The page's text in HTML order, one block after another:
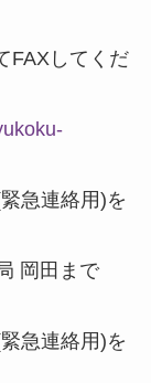
FAXしてくだ
急連絡用)を
岡田まで
急連絡用)を